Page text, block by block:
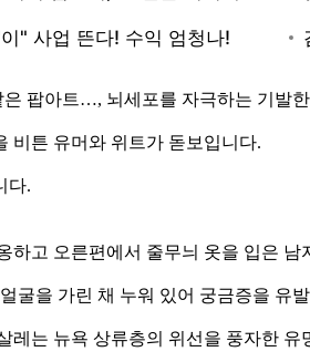
은 팝아트…, 뇌세포를 자극하는 기발
비튼 유머와 위트가 돋보입니다.
다.
하고 오른편에서 줄무늬 옷을 입은 남
굴을 가린 채 누워 있어 궁금증을 유
레는 뉴욕 상류층의 위선을 풍자한